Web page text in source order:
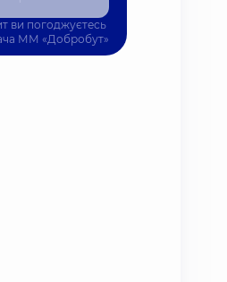
ви погоджуєтесь
ММ «Добробут»